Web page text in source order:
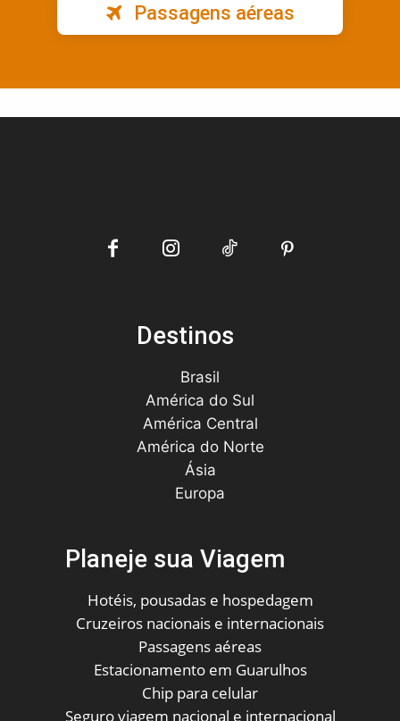
Passagens aéreas
Destinos
Brasil
América do Sul
América Central
América do Norte
Ásia
Europa
Planeje sua Viagem
Hotéis, pousadas e hospedagem
Cruzeiros nacionais e internacionais
Passagens aéreas
Estacionamento em Guarulhos
Chip para celular
Seguro viagem nacional e internacional